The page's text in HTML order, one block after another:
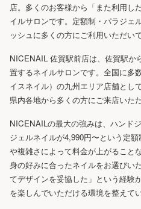
店。多くのお客様から「また利用し
イルサロンです。定額制・パラジェ
ッシュに多くの方にご利用いただい
NICENAIL 佐賀駅前店は、佐賀駅か
置するネイルサロンです。全国に多
イスネイル）の九州エリア店舗とし
県内各地から多くの方にご来店いた
NICENAILの最大の強みは、ハンド
ジェルネイルが4,990円〜という定
や複雑さによって料金が上がること
身の好みに合ったネイルをお選びい
てデザインを妥協した」という経験
を楽しんでいただける環境を整えてい